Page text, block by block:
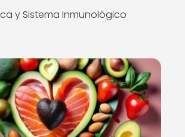
y Sistema Inmunológico